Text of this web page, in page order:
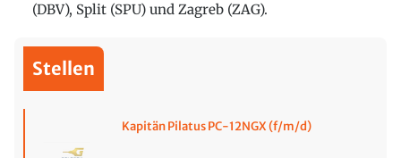
(DBV), Split (SPU) und Zagreb (ZAG).
Stellen
Kapitän Pilatus PC-12NGX (f/m/d)